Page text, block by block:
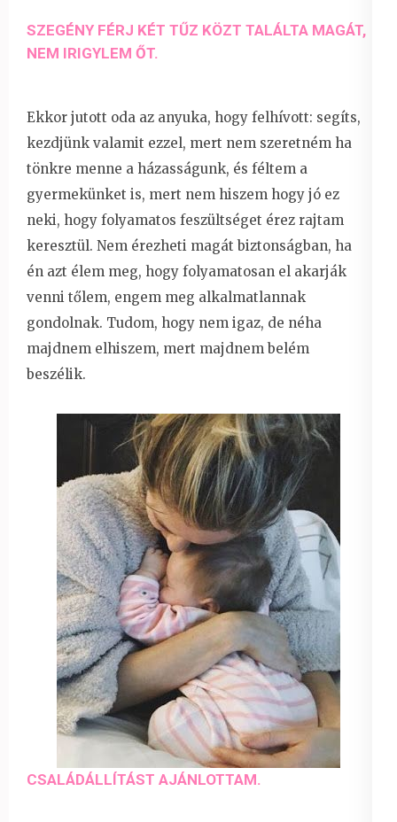
SZEGÉNY FÉRJ KÉT TŰZ KÖZT TALÁLTA MAGÁT,
NEM IRIGYLEM ŐT.
Ekkor jutott oda az anyuka, hogy felhívott: segíts,
kezdjünk valamit ezzel, mert nem szeretném ha
tönkre menne a házasságunk, és féltem a
gyermekünket is, mert nem hiszem hogy jó ez
neki, hogy folyamatos feszültséget érez rajtam
keresztül. Nem érezheti magát biztonságban, ha
én azt élem meg, hogy folyamatosan el akarják
venni tőlem, engem meg alkalmatlannak
gondolnak. Tudom, hogy nem igaz, de néha
majdnem elhiszem, mert majdnem belém
beszélik.
CSALÁDÁLLÍTÁST AJÁNLOTTAM.